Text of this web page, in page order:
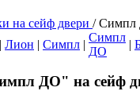
на сейф двери / Симпл
| Лион | Симпл |
Симпл
ДО
|
ДО" на сейф